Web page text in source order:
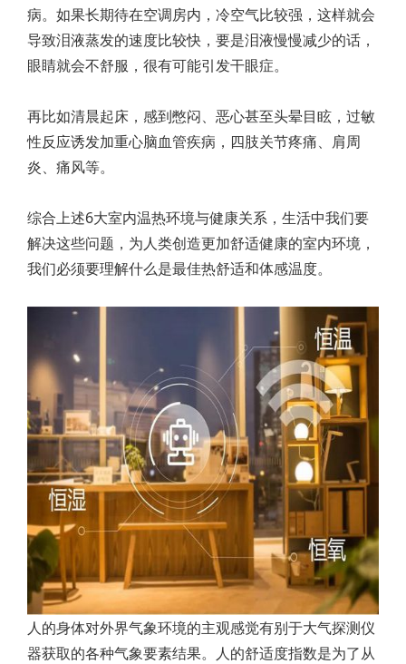
病。如果长期待在空调房内，冷空气比较强，这样就会
导致泪液蒸发的速度比较快，要是泪液慢慢减少的话，
眼睛就会不舒服，很有可能引发干眼症。
再比如清晨起床，感到憋闷、恶心甚至头晕目眩，过敏
性反应诱发加重心脑血管疾病，四肢关节疼痛、肩周
炎、痛风等。
综合上述6大室内温热环境与健康关系，生活中我们要
解决这些问题，为人类创造更加舒适健康的室内环境，
我们必须要理解什么是最佳热舒适和体感温度。
人的身体对外界气象环境的主观感觉有别于大气探测仪
器获取的各种气象要素结果。人的舒适度指数是为了从